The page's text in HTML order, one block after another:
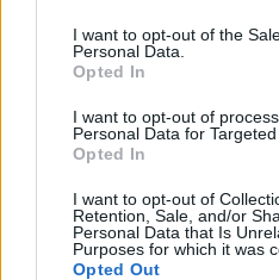
I want to opt-out of the
Personal Data.
Opted In
I want to opt-out of
Personal Data for Targeted
Opted In
I want to opt-out of
Retention, Sale, and/or
Personal Data that Is
Purposes for which it was
Opted Out
4
UUTISET